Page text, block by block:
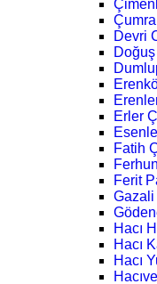
Devri
Erler
Fatih
Ferit
Gazali
Hacı
Hacı
Hacı